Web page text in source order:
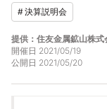
#決算説明会
提供：住友金属鉱山株式
開催日 2021/05/19
公開日 2021/05/20